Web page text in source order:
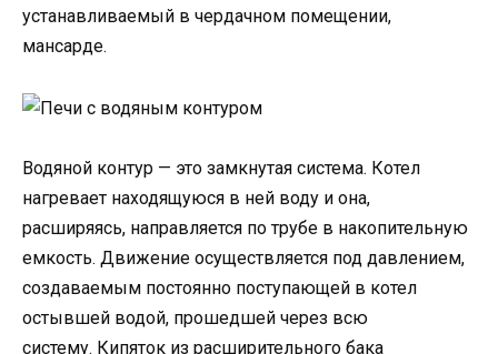
устанавливаемый в чердачном помещении,
мансарде.
Водяной контур — это замкнутая система. Котел
нагревает находящуюся в ней воду и она,
расширяясь, направляется по трубе в накопительную
емкость. Движение осуществляется под давлением,
создаваемым постоянно поступающей в котел
остывшей водой, прошедшей через всю
систему. Кипяток из расширительного бака